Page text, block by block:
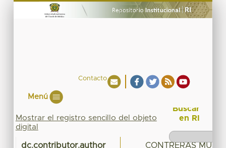
Contacto
Menú
Mostrar el registro sencillo del objeto
digital
dc.contributor.author CONTRERAS
Buscar
en RI